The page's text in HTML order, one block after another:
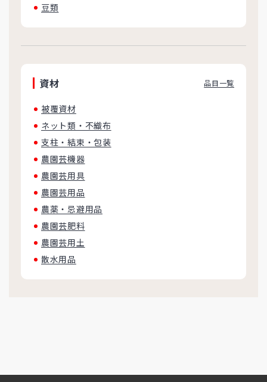
豆類
資材 品目一覧
被覆資材
ネット類・不織布
支柱・結束・包装
農園芸機器
農園芸用具
農園芸用品
農薬・忌避用品
農園芸肥料
農園芸用土
散水用品